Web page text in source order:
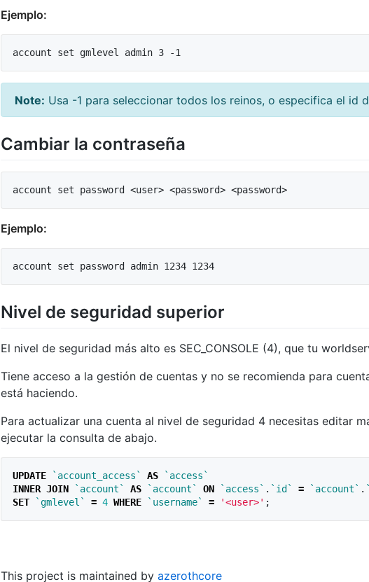
Ejemplo:
Note: Usa -1 para seleccionar todos los reinos, o especifica el id
Cambiar la contraseña
Ejemplo:
Nivel de seguridad superior
El nivel de seguridad más alto es SEC_CONSOLE (4), que tu
Tiene acceso a la gestión de cuentas y no se recomienda para
está haciendo.
Para actualizar una cuenta al nivel de seguridad 4 necesitas editar
ejecutar la consulta de abajo.
UPDATE `account_access` AS
`access`
INNER JOIN `account` AS `account` ON `access` . `id` = `account` .
SET
`gmlevel` = 4 WHERE `username` = '<user>' ;
This project is maintained by azerothcore